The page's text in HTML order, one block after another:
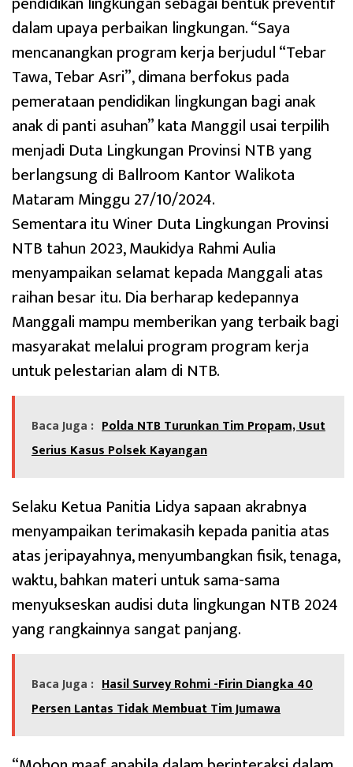
dalam upaya perbaikan lingkungan. “Saya
mencanangkan program kerja berjudul “Tebar
Tawa, Tebar Asri”, dimana berfokus pada
pemerataan pendidikan lingkungan bagi anak
anak di panti asuhan” kata Manggil usai terpilih
menjadi Duta Lingkungan Provinsi NTB yang
berlangsung di Ballroom Kantor Walikota
Mataram Minggu 27/10/2024.
Sementara itu Winer Duta Lingkungan Provinsi
NTB tahun 2023, Maukidya Rahmi Aulia
menyampaikan selamat kepada Manggali atas
raihan besar itu. Dia berharap kedepannya
Manggali mampu memberikan yang terbaik bagi
masyarakat melalui program program kerja
untuk pelestarian alam di NTB.
Baca Juga : Polda NTB Turunkan Tim Propam, Usut
Serius Kasus Polsek Kayangan
Selaku Ketua Panitia Lidya sapaan akrabnya
menyampaikan terimakasih kepada panitia atas
atas jeripayahnya, menyumbangkan fisik, tenaga,
waktu, bahkan materi untuk sama-sama
menyukseskan audisi duta lingkungan NTB 2024
yang rangkainnya sangat panjang.
Baca Juga : Hasil Survey Rohmi -Firin Diangka 40
Persen Lantas Tidak Membuat Tim Jumawa